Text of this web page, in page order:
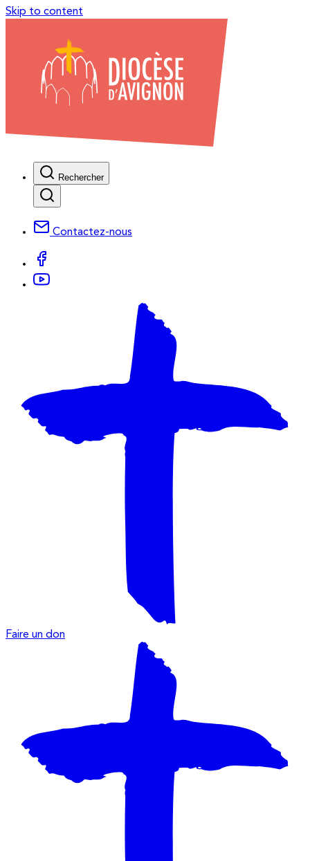
Skip to content
Rechercher
Contactez-nous
Faire un don